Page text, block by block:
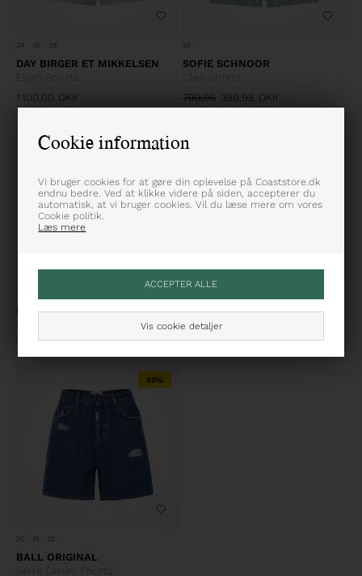
Cookie information
Vi bruger cookies for at gøre din oplevelse på Coaststore.dk
endnu bedre. Ved at klikke videre på siden, accepterer du
automatisk, at vi bruger cookies. Vil du læse mere om vores
Cookie politik.
Læs mere
Vis cookie detaljer
34 36 38
DAY BIRGER ET MIKKELSEN
Elijah Shorts
1.100,00 DKK
42
SOFIE SCHNOOR
Cleo Shorts
799,95 399,98 DKK
MOS MOSH
799,95 DKK
MOS MOSH
Bati Denimshorts
799,95 DKK
50%
26 31 32
BALL ORIGINAL